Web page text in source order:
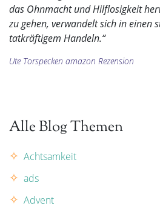
das Ohnmacht und Hilflosigkeit
zu gehen, verwandelt sich in einen
tatkräftigem Handeln.“
Ute Torspecken amazon Rezension
Alle Blog Themen
Achtsamkeit
ads
Advent